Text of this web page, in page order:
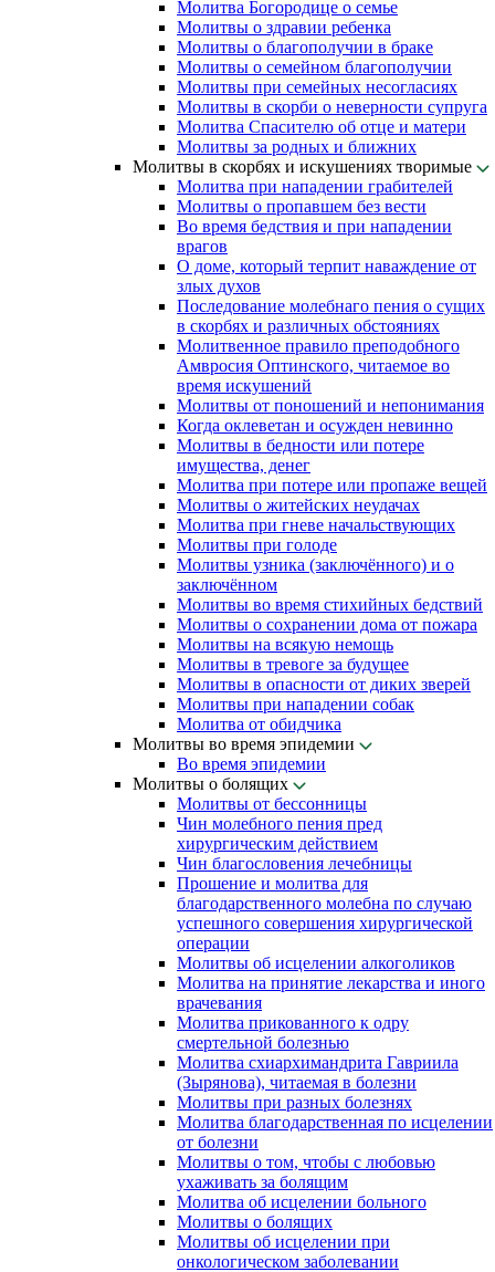
Молитва Богородице о семье
Молитвы о здравии ребенка
Молитвы о благополучии в браке
Молитвы о семейном благополучии
Молитвы при семейных несогласиях
Молитвы в скорби о неверности супруга
Молитва Спасителю об отце и матери
Молитвы за родных и ближних
Молитвы в скорбях и искушениях творимые
Молитва при нападении грабителей
Молитвы о пропавшем без вести
Во время бедствия и при нападении
врагов
О доме, который терпит наваждение от
злых духов
Последование молебнаго пения о сущих
в скорбях и различных обстояниях
Молитвенное правило преподобного
Амвросия Оптинского, читаемое во
время искушений
Молитвы от поношений и непонимания
Когда оклеветан и осужден невинно
Молитвы в бедности или потере
имущества, денег
Молитва при потере или пропаже вещей
Молитвы о житейских неудачах
Молитва при гневе начальствующих
Молитвы при голоде
Молитвы узника (заключённого) и о
заключённом
Молитвы во время стихийных бедствий
Молитвы о сохранении дома от пожара
Молитвы на всякую немощь
Молитвы в тревоге за будущее
Молитвы в опасности от диких зверей
Молитвы при нападении собак
Молитва от обидчика
Молитвы во время эпидемии
Во время эпидемии
Молитвы о болящих
Молитвы от бессонницы
Чин молебного пения пред
хирургическим действием
Чин благословения лечебницы
Прошение и молитва для
благодарственного молебна по случаю
успешного совершения хирургической
операции
Молитвы об исцелении алкоголиков
Молитва на принятие лекарства и иного
врачевания
Молитва прикованного к одру
смертельной болезнью
Молитва схиархимандрита Гавриила
(Зырянова), читаемая в болезни
Молитвы при разных болезнях
Молитва благодарственная по исцелении
от болезни
Молитвы о том, чтобы с любовью
ухаживать за болящим
Молитва об исцелении больного
Молитвы о болящих
Молитвы об исцелении при
онкологическом заболевании